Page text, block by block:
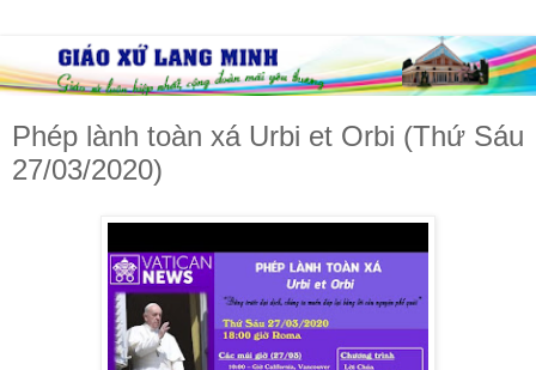
Phép lành toàn xá Urbi et Orbi (Thứ Sáu
27/03/2020)